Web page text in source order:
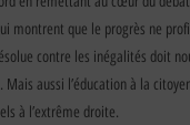
montrent que le progrès ne
contre les inégalités doit
Mais aussi l’éducation à la
à l’extrême droite.